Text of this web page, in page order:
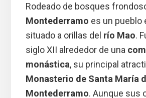
Rodeado de bosques
Montederramo es un pueblo
situado a orillas del río Mao.
siglo XII alrededor de una
monástica, su principal
Monasterio de Santa María
Montederramo. Aunque sus